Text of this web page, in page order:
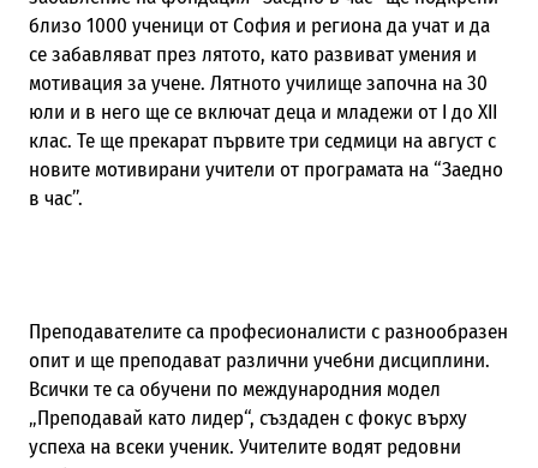
близо 1000 ученици от София и региона да учат и да
се забавляват през лятото, като развиват умения и
мотивация за учене. Лятното училище започна на 30
юли и в него ще се включат деца и младежи от I до XII
клас. Те ще прекарат първите три седмици на август с
новите мотивирани учители от програмата на “Заедно
в час”.
Преподавателите са професионалисти с разнообразен
опит и ще преподават различни учебни дисциплини.
Всички те са обучени по международния модел
„Преподавай като лидер“, създаден с фокус върху
успеха на всеки ученик. Учителите водят редовни